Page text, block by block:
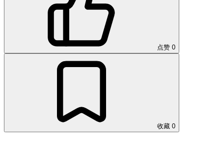
点赞 0
收藏 0